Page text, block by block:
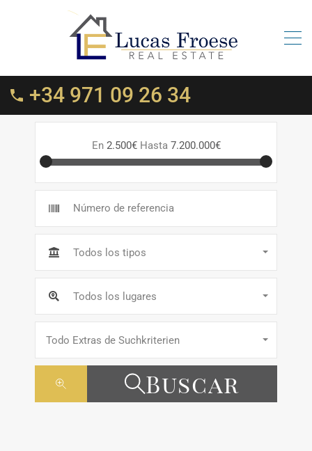
+34 971 09 26 34
En 2.500€ Hasta 7.200.000€
Todos los tipos
Todos los lugares
Todo Extras de Suchkriterien
Buscar